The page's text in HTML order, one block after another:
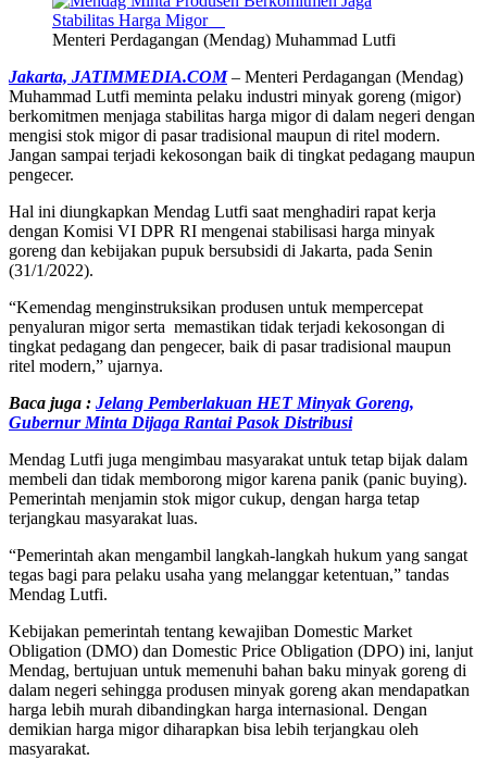
Menteri Perdagangan (Mendag) Muhammad Lutfi
Jakarta, JATIMMEDIA.COM– Menteri Perdagangan (Mendag)
Muhammad Lutfi meminta pelaku industri minyak goreng (migor)
berkomitmen menjaga stabilitas harga migor di dalam negeri dengan
mengisi stok migor di pasar tradisional maupun di ritel modern.
Jangan sampai terjadi kekosongan baik di tingkat pedagang maupun
pengecer.
Hal ini diungkapkan Mendag Lutfi saat menghadiri rapat kerja
dengan Komisi VI DPR RI mengenai stabilisasi harga minyak
goreng dan kebijakan pupuk bersubsidi di Jakarta, pada Senin
(31/1/2022).
“Kemendag menginstruksikan produsen untuk mempercepat
penyaluran migor serta memastikan tidak terjadi kekosongan di
tingkat pedagang dan pengecer, baik di pasar tradisional maupun
ritel modern,” ujarnya.
Baca juga : Jelang Pemberlakuan HET Minyak Goreng,
Gubernur Minta Dijaga Rantai Pasok Distribusi
Mendag Lutfi juga mengimbau masyarakat untuk tetap bijak dalam
membeli dan tidak memborong migor karena panik (panic buying).
Pemerintah menjamin stok migor cukup, dengan harga tetap
terjangkau masyarakat luas.
“Pemerintah akan mengambil langkah-langkah hukum yang sangat
tegas bagi para pelaku usaha yang melanggar ketentuan,” tandas
Mendag Lutfi.
Kebijakan pemerintah tentang kewajiban Domestic Market
Obligation (DMO) dan Domestic Price Obligation (DPO) ini, lanjut
Mendag, bertujuan untuk memenuhi bahan baku minyak goreng di
dalam negeri sehingga produsen minyak goreng akan mendapatkan
harga lebih murah dibandingkan harga internasional. Dengan
demikian harga migor diharapkan bisa lebih terjangkau oleh
masyarakat.